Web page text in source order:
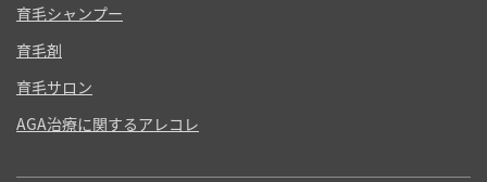
育毛シャンプー
育毛剤
育毛サロン
AGA治療に関するアレコレ